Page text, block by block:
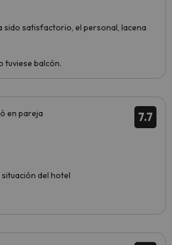
sido satisfactorio, el personal, lacena
tuviese balcón.
7.7
en pareja
del hotel